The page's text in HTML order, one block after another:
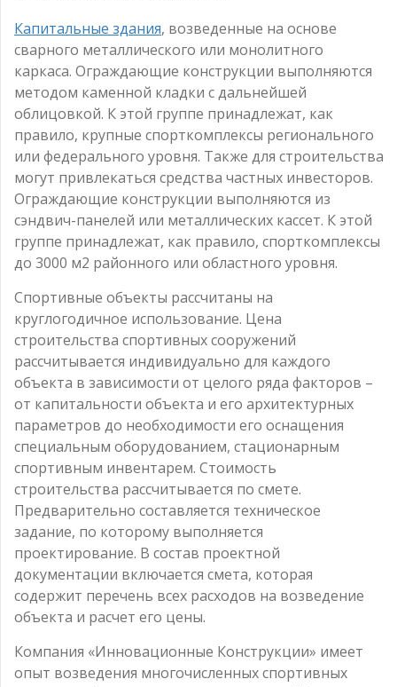
Капитальные здания, возведенные на основе
сварного металлического или монолитного
каркаса. Ограждающие конструкции выполняются
методом каменной кладки с дальнейшей
облицовкой. К этой группе принадлежат, как
правило, крупные спорткомплексы регионального
или федерального уровня. Также для строительства
могут привлекаться средства частных инвесторов.
Ограждающие конструкции выполняются из
сэндвич-панелей или металлических кассет. К этой
группе принадлежат, как правило, спорткомплексы
до 3000 м2 районного или областного уровня.
Спортивные объекты рассчитаны на
круглогодичное использование. Цена
строительства спортивных сооружений
рассчитывается индивидуально для каждого
объекта в зависимости от целого ряда факторов –
от капитальности объекта и его архитектурных
параметров до необходимости его оснащения
специальным оборудованием, стационарным
спортивным инвентарем. Стоимость
строительства рассчитывается по смете.
Предварительно составляется техническое
задание, по которому выполняется
проектирование. В состав проектной
документации включается смета, которая
содержит перечень всех расходов на возведение
объекта и расчет его цены.
Компания «Инновационные Конструкции» имеет
опыт возведения многочисленных спортивных